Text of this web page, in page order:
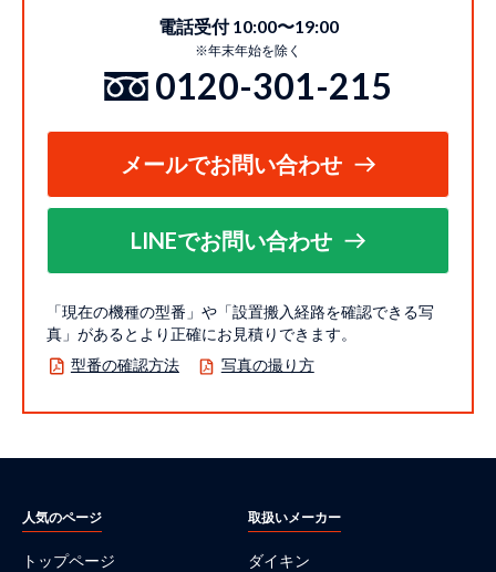
電話受付 10:00〜19:00
※年末年始を除く
0120-301-215
メールでお問い合わせ
LINEでお問い合わせ
「現在の機種の型番」や「設置搬入経路を確認できる写
真」があるとより正確にお見積りできます。
型番の確認方法
写真の撮り方
人気のページ
トップページ
取扱いメーカー
ダイキン